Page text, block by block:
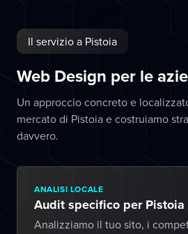
Il servizio a Pistoia
Web Design per le
Un approccio concreto e
mercato di Pistoia e costruiamo
davvero.
ANALISI LOCALE
Audit specifico per Pistoia
Analizziamo il tuo sito, i